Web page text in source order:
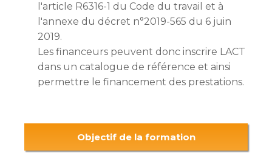
l'article R6316-1 du Code du travail et à
l'annexe du décret n°2019-565 du 6 juin
2019.
Les financeurs peuvent donc inscrire LACT
dans un catalogue de référence et ainsi
permettre le financement des prestations.
Objectif de la formation